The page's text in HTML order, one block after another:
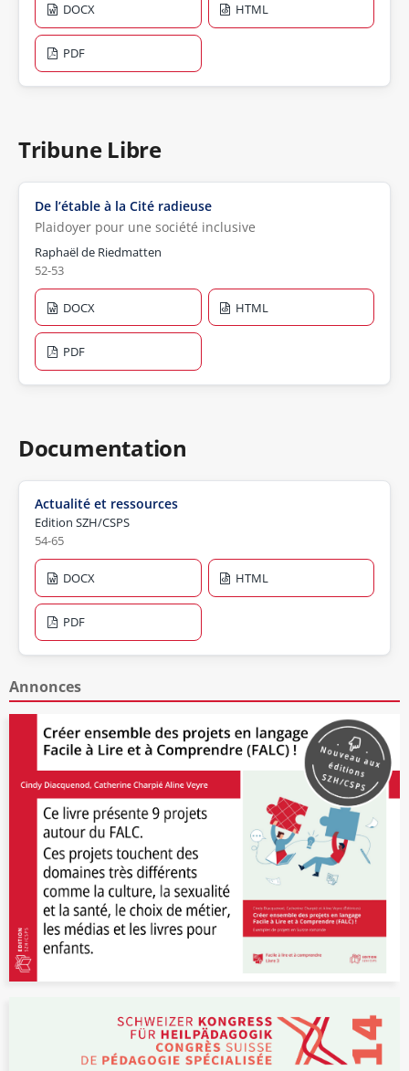
DOCX HTML
PDF
Tribune Libre
De l’étable à la Cité radieuse
Plaidoyer pour une société inclusive
Raphaël de Riedmatten
52-53
DOCX HTML
PDF
Documentation
Actualité et ressources
Edition SZH/CSPS
54-65
DOCX HTML
PDF
Annonces